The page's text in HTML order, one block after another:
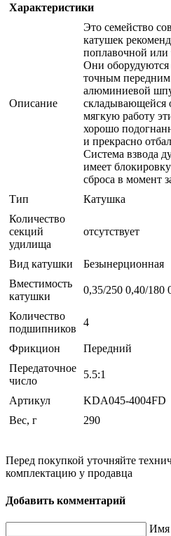
Характеристики
Описание
Это семейство
катушек
поплавочной
Они
точным
алюминиевой
мягкую работу
хорошо
и прекрасно
Система взвода
имеет
сброса в момент
Тип
Катушка
Количество
секций
удилища
отсутствует
Вид катушки
Безынерционная
Вместимость
катушки
0,35/250 0,40/180
Количество
подшипников
4
Фрикцион
Передний
Передаточное
число
5.5:1
Артикул
KDA045-4004FD
Вес, г
290
Перед покупкой уточняйте
комплектацию у продавца
Добавить комментарий
Имя